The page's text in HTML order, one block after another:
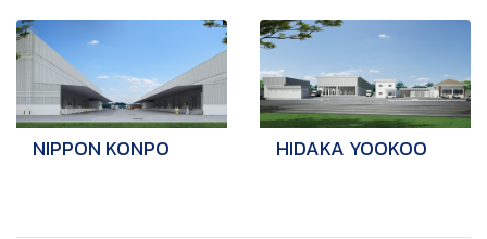
NIPPON KONPO HIDAKA YOOKOO